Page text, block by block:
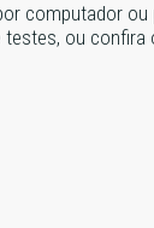
computador
ou confira